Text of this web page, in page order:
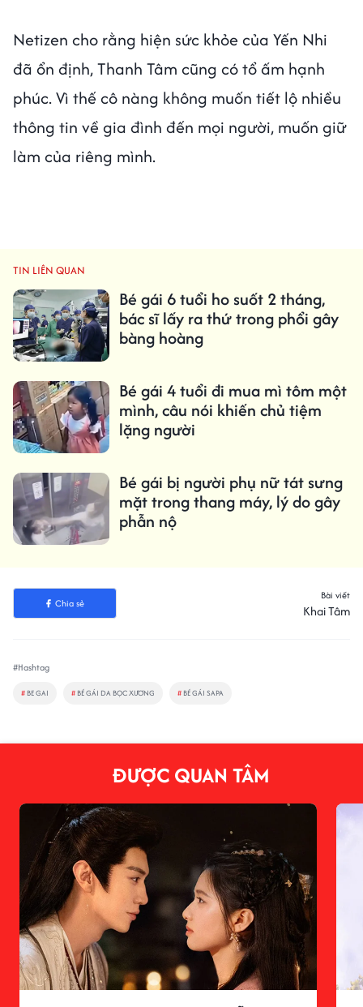
Netizen cho rằng hiện sức khỏe của Yến Nhi
đã ổn định, Thanh Tâm cũng có tổ ấm hạnh
phúc. Vì thế cô nàng không muốn tiết lộ nhiều
thông tin về gia đình đến mọi người, muốn giữ
làm của riêng mình.
TIN LIÊN QUAN
Bé gái 6 tuổi ho suốt 2 tháng,
bác sĩ lấy ra thứ trong phổi gây
bàng hoàng
Bé gái 4 tuổi đi mua mì tôm một
mình, câu nói khiến chủ tiệm
lặng người
Bé gái bị người phụ nữ tát sưng
mặt trong thang máy, lý do gây
phẫn nộ
Chia sẻ
Bài viết
Khai Tâm
#Hashtag
# BE GAI # BÉ GÁI DA BỌC XƯƠNG # BÉ GÁI SAPA
ĐƯỢC QUAN TÂM